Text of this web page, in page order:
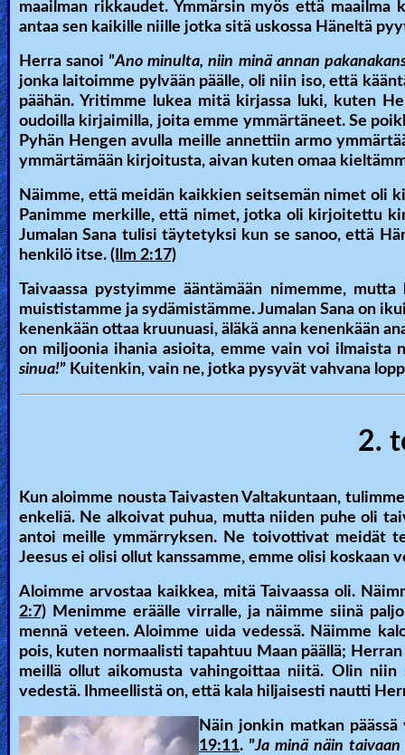
Evangelism
Documentaries
Islam
Other
Other
Languages
Contact/Feedback/Donate
Follow
us
Social
Media
PDF
Books
Random
Video
Ask
AI
maailman rikkaudet. Ymmärsin myös että maailma
antaa sen kaikille niille jotka sitä uskossa Häneltä
Herra sanoi ”Ano minulta, niin minä annan
jonka laitoimme pylvään päälle, oli niin iso, että
päähän. Yritimme lukea mitä kirjassa luki, kuten
oudoilla kirjaimilla, joita emme ymmärtäneet. Se
Pyhän Hengen avulla meille annettiin armo
ymmärtämään kirjoitusta, aivan kuten omaa
Näimme, että meidän kaikkien seitsemän nimet oli
Panimme merkille, että nimet, jotka oli kirjoitettu
Jumalan Sana tulisi täytetyksi kun se sanoo, että
henkilö itse. (Ilm 2:17)
Taivaassa pystyimme ääntämään nimemme,
muististamme ja sydämistämme. Jumalan Sana on
kenenkään ottaa kruunuasi, äläkä anna kenenkään
on miljoonia ihania asioita, emme vain voi ilmaista
sinua!” Kuitenkin, vain ne, jotka pysyvät vahvana
2.
Kun aloimme nousta Taivasten Valtakuntaan,
enkeliä. Ne alkoivat puhua, mutta niiden puhe oli
antoi meille ymmärryksen. Ne toivottivat meidät
Jeesus ei olisi ollut kanssamme, emme olisi koskaan
Aloimme arvostaa kaikkea, mitä Taivaassa oli.
2:7) Menimme eräälle virralle, ja näimme siinä
mennä veteen. Aloimme uida vedessä. Näimme
pois, kuten normaalisti tapahtuu Maan päällä;
meillä ollut aikomusta vahingoittaa niitä. Olin
vedestä. Ihmeellistä on, että kala hiljaisesti nautti
Näin jonkin matkan
19:11. ”Ja minä näin taivaan